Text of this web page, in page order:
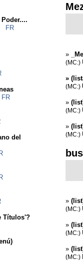
del
Títulos'?
»
(MC:)
»
(MC:)
»
(MC:)
»
(MC:)
»
(MC:)
»
(MC:)
»
(MC:)